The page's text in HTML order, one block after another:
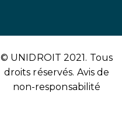
© UNIDROIT 2021. Tous
droits réservés. Avis de
non-responsabilité